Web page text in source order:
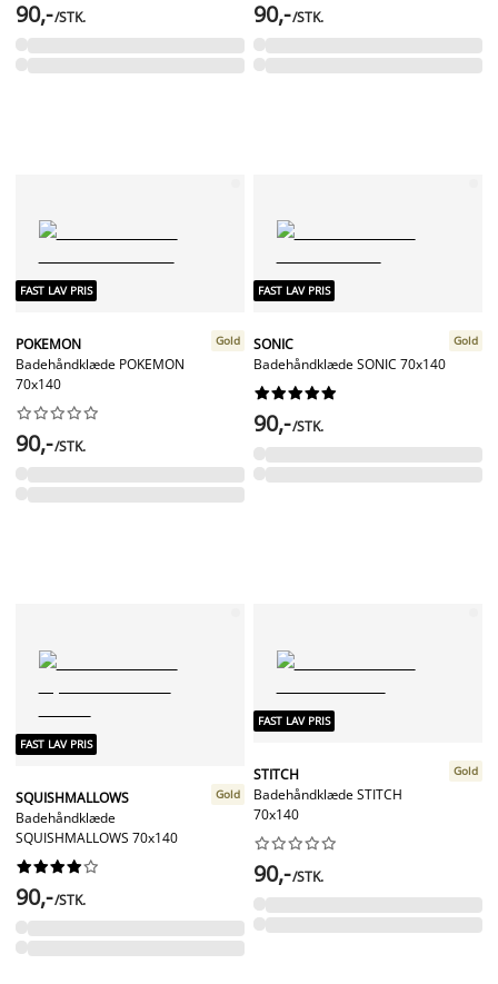
90,-/STK. 90,-/STK.
FAST LAV PRIS
POKEMON
Badehåndklæde POKEMON
70x140
Gold






90,-/STK.
FAST LAV PRIS
SONIC
Badehåndklæde SONIC 70x140
Gold






90,-/STK.
FAST LAV PRIS
SQUISHMALLOWS
Badehåndklæde
SQUISHMALLOWS 70x140
Gold






90,-/STK.
FAST LAV PRIS
STITCH
Badehåndklæde STITCH
70x140
Gold






90,-/STK.